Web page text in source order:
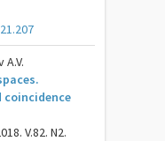
coincidence
V.82. N2.